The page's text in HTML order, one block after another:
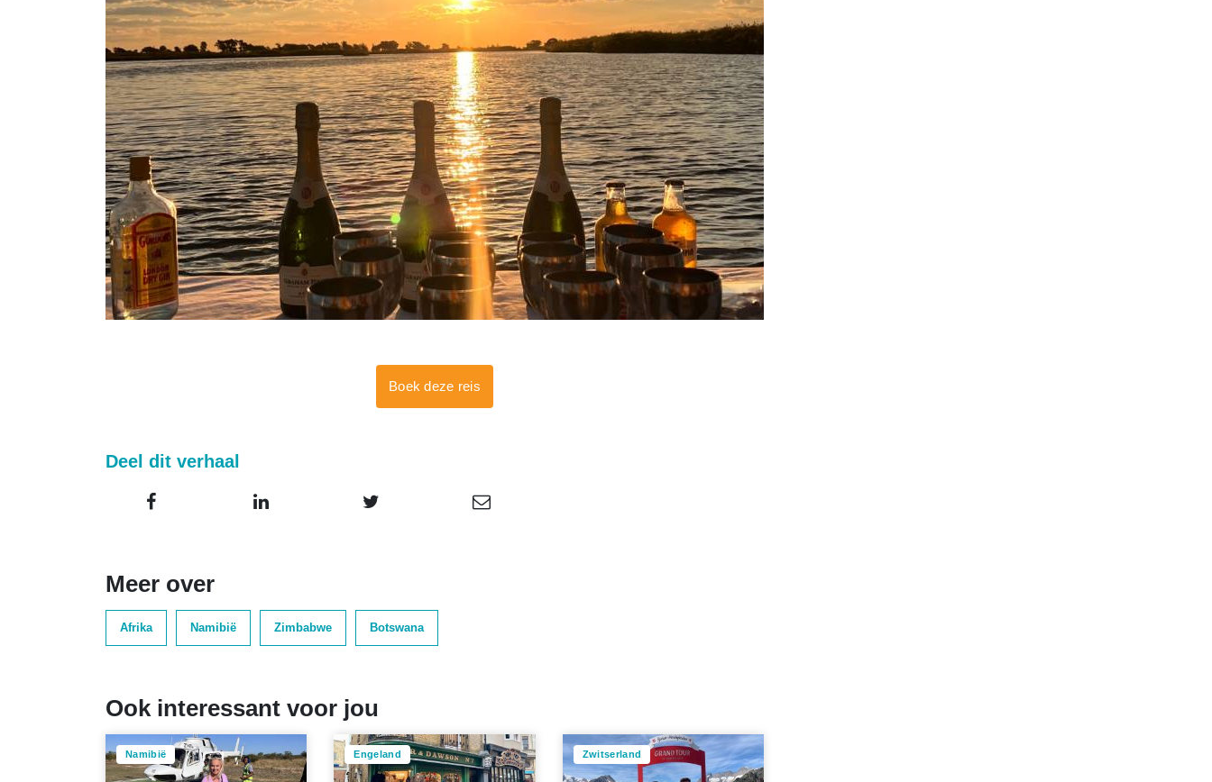
Boek deze reis
Deel dit verhaal
Meer over
Afrika Namibië Zimbabwe Botswana
Ook interessant voor jou
Namibië Engeland Zwitserland